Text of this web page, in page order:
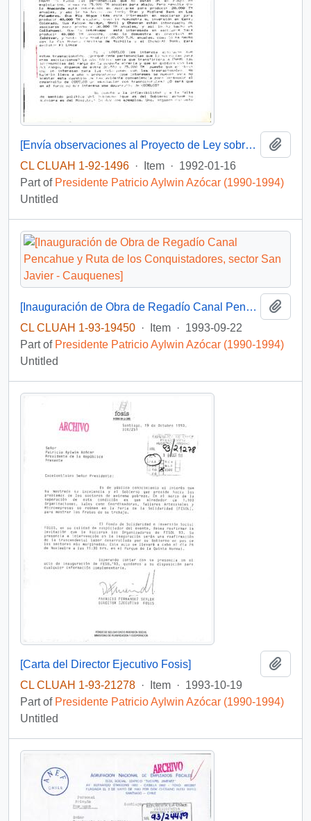
[Envía observaciones al Proyecto de Ley sobre pertenencias mineras de Codelco]
CL CLUAH 1-92-1496 · Item · 1992-01-16
Part of Presidente Patricio Aylwin Azócar (1990-1994)
Untitled
[Inauguración de Obra de Regadío Canal Pencahue y Ruta de los Conquistadores, sector San Javier - Cauquenes]
CL CLUAH 1-93-19450 · Item · 1993-09-22
Part of Presidente Patricio Aylwin Azócar (1990-1994)
Untitled
[Carta del Director Ejecutivo Fosis]
CL CLUAH 1-93-21278 · Item · 1993-10-19
Part of Presidente Patricio Aylwin Azócar (1990-1994)
Untitled